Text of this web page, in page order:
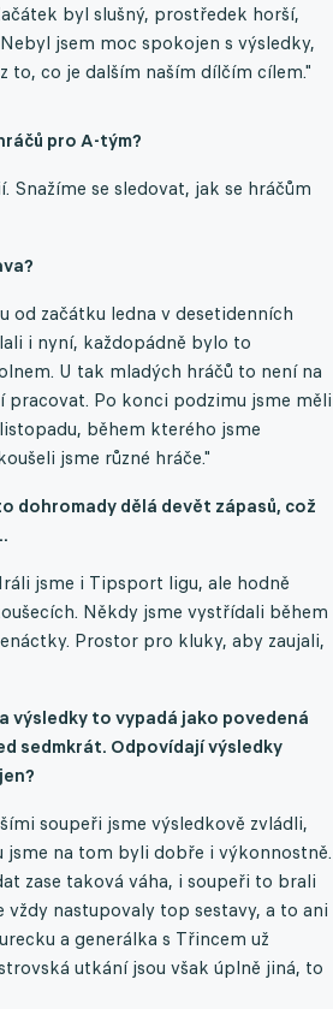
byl slušný, prostředek horší,
jsem moc spokojen s výsledky,
to, co je dalším naším dílčím cílem."
pro A-tým?
Snažíme se sledovat, jak se hráčům
od začátku ledna v desetidenních
i nyní, každopádně bylo to
U tak mladých hráčů to není na
pracovat. Po konci podzimu jsme měli
během kterého jsme
jsme různé hráče."
dohromady dělá devět zápasů, což
jsme i Tipsport ligu, ale hodně
Někdy jsme vystřídali během
Prostor pro kluky, aby zaujali,
výsledky to vypadá jako povedená
sedmkrát. Odpovídají výsledky
soupeři jsme výsledkově zvládli,
jsme na tom byli dobře i výkonnostně.
zase taková váha, i soupeři to brali
vždy nastupovaly top sestavy, a to ani
a generálka s Třincem už
utkání jsou však úplně jiná, to